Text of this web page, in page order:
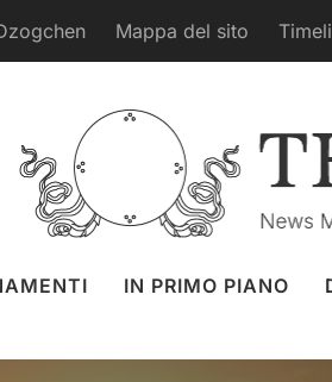
Mappa del sito
IN PRIMO PIANO
Espirito – World
Eremenko 2 giu. 2026 Artisti,